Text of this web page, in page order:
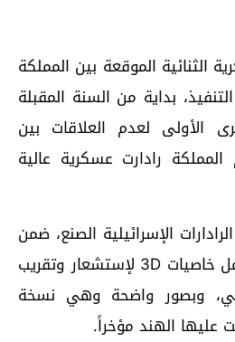
الثنائية الموقعة بين المملكة
بداية من السنة المقبلة
الأولى لعدم العلاقات بين
رادارت عسكرية عالية
الإسرائيلية الصنع، ضمن
الأحدث عالمياً، حيث تحمل خاصيات 3D لإستشعار وتقريب
وبصور واضحة وهي نسخة
الهند مؤخراً.